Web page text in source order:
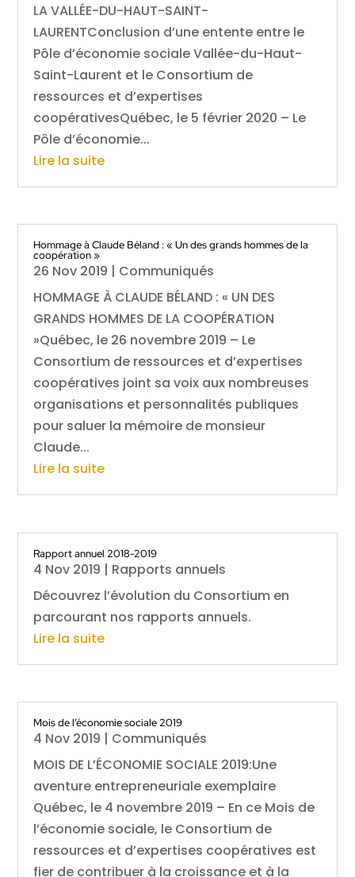
LA VALLÉE-DU-HAUT-SAINT-
LAURENTConclusion d’une entente entre le
Pôle d’économie sociale Vallée-du-Haut-
Saint-Laurent et le Consortium de
ressources et d’expertises
coopérativesQuébec, le 5 février 2020 – Le
Pôle d’économie...
Lire la suite
Hommage à Claude Béland : « Un des grands hommes de la
coopération »
26 Nov 2019 | Communiqués
HOMMAGE À CLAUDE BÉLAND : « UN DES
GRANDS HOMMES DE LA COOPÉRATION
»Québec, le 26 novembre 2019 – Le
Consortium de ressources et d’expertises
coopératives joint sa voix aux nombreuses
organisations et personnalités publiques
pour saluer la mémoire de monsieur
Claude...
Lire la suite
Rapport annuel 2018-2019
4 Nov 2019 | Rapports annuels
Découvrez l’évolution du Consortium en
parcourant nos rapports annuels.
Lire la suite
Mois de l’économie sociale 2019
4 Nov 2019 | Communiqués
MOIS DE L’ÉCONOMIE SOCIALE 2019:Une
aventure entrepreneuriale exemplaire
Québec, le 4 novembre 2019 – En ce Mois de
l’économie sociale, le Consortium de
ressources et d’expertises coopératives est
fier de contribuer à la croissance et à la